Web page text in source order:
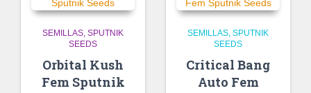
SEMILLAS SPUTNIK
SEEDS
Orbital Kush
Fem Sputnik
SEMILLAS SPUTNIK
SEEDS
Critical Bang
Auto Fem